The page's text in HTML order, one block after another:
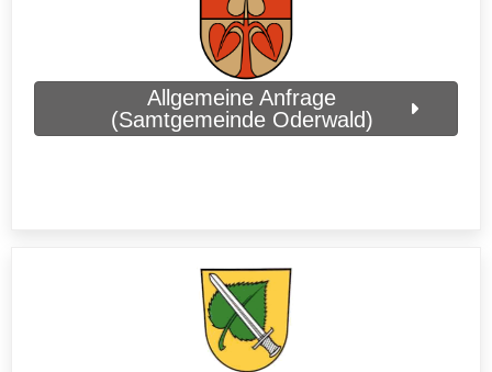
Allgemeine Anfrage
(Samtgemeinde Oderwald)